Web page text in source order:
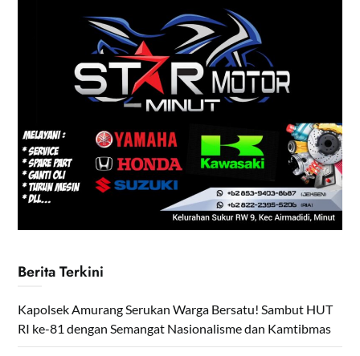
Berita Terkini
Kapolsek Amurang Serukan Warga Bersatu! Sambut HUT
RI ke-81 dengan Semangat Nasionalisme dan Kamtibmas